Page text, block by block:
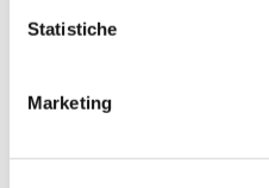
Statistiche
Marketing
4 notti / €680 a persona